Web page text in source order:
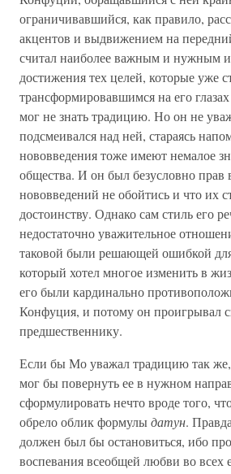
ограничивавшийся, как правило,
акцентов и выдвижением на
считал наиболее важным и нужным
достижения тех целей, которые уже
трансформировавшимся на его
мог не знать традицию. Но он не
подсмеивался над ней, стараясь
нововведения тоже имеют немалое
общества. И он был безусловно прав
нововведений не обойтись и что их
достоинству. Однако сам стиль его
недостаточно уважительное
таковой были решающей ошибкой
который хотел многое изменить в
его были кардинально
Конфуция, и потому он проигрывал
предшественнику.
Если бы Мо уважал традицию так
мог бы повернуть ее в нужном
сформулировать нечто вроде того,
обрело облик формулыдатун.
должен был бы остановиться, ибо
воспевания всеобщей любви во всех